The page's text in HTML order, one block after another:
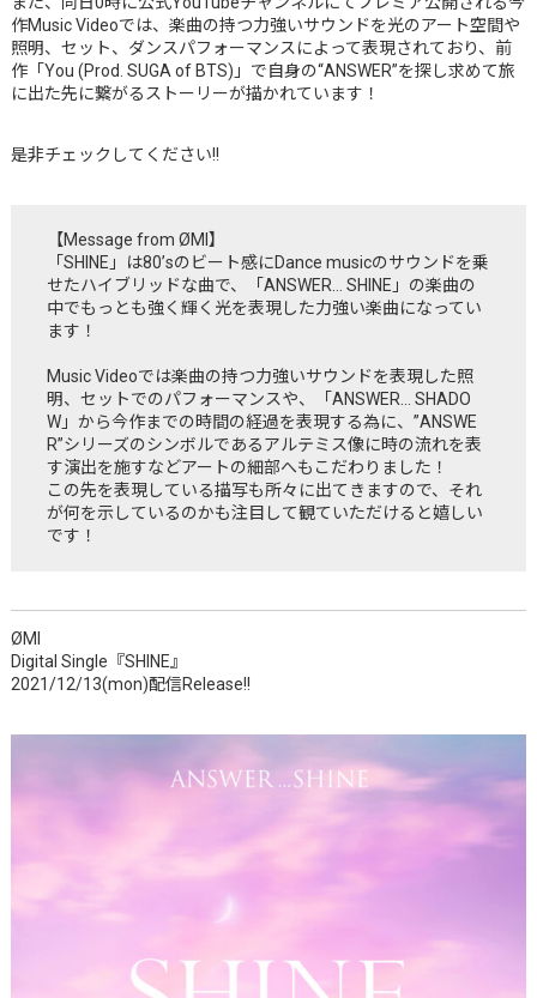
作Music Videoでは、楽曲の持つ力強いサウンドを光のアート空間や
照明、セット、ダンスパフォーマンスによって表現されており、前
作「You (Prod. SUGA of BTS)」で自身の“ANSWER”を探し求めて旅
に出た先に繋がるストーリーが描かれています！
是非チェックしてください!!
【Message from ØMI】
「SHINE」は80’sのビート感にDance musicのサウンドを乗
せたハイブリッドな曲で、「ANSWER… SHINE」の楽曲の
中でもっとも強く輝く光を表現した力強い楽曲になってい
ます！
Music Videoでは楽曲の持つ力強いサウンドを表現した照
明、セットでのパフォーマンスや、「ANSWER… SHADO
W」から今作までの時間の経過を表現する為に、”ANSWE
R”シリーズのシンボルであるアルテミス像に時の流れを表
す演出を施すなどアートの細部へもこだわりました！
この先を表現している描写も所々に出てきますので、それ
が何を示しているのかも注目して観ていただけると嬉しい
です！
ØMI
Digital Single『SHINE』
2021/12/13(mon)配信Release!!